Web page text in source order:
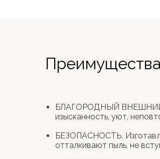
БЛАГОРОДНЫЙ ВНЕШНИЙ
изысканность, уют,
БЕЗОПАСНОСТЬ.
отталкивают пыль, не